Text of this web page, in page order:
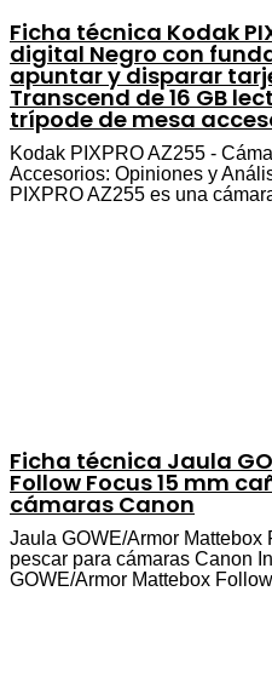
Ficha técnica Kodak
digital Negro con
apuntar y disparar
Transcend de 16 GB
trípode de mesa
Kodak PIXPRO AZ255 -
Accesorios: Opiniones y
PIXPRO AZ255 es una
Ficha técnica Jaula
Follow Focus 15 mm
cámaras Canon
Jaula GOWE/Armor
pescar para cámaras Canon
GOWE/Armor Mattebox